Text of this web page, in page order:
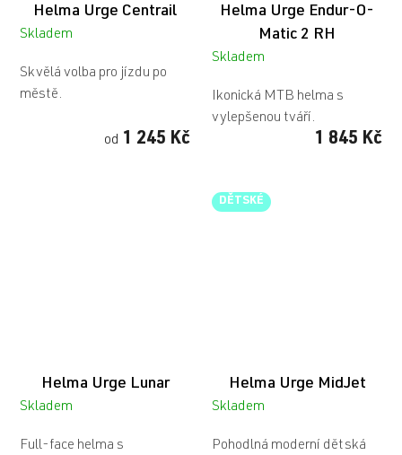
Helma Urge Centrail
Skladem
od 1 245 Kč
Skvělá volba pro jízdu po
městě.
Helma Urge Endur-O-
Matic 2 RH
Skladem
1 845 Kč
Ikonická MTB helma s
vylepšenou tváří.
Helma Urge Lunar
Skladem
Full-face helma s
DĚTSKÉ
Helma Urge MidJet
Skladem
Pohodlná moderní dětská